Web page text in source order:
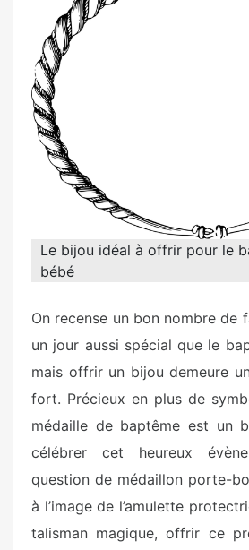
e
Le bijou idéal à offrir pour le
bébé
On recense un bon nombre de
un jour aussi spécial que le
mais offrir un bijou demeure
fort. Précieux en plus de
médaille de baptême est un
célébrer cet heureux
question de médaillon porte-
à l’image de l’amulette
talisman magique, offrir ce